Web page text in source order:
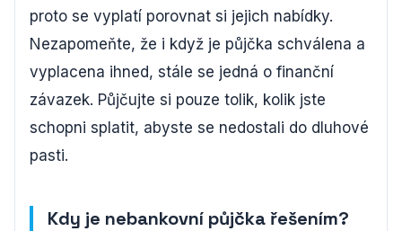
proto se vyplatí porovnat si jejich nabídky.
Nezapomeňte, že i když je půjčka schválena a
vyplacena ihned, stále se jedná o finanční
závazek. Půjčujte si pouze tolik, kolik jste
schopni splatit, abyste se nedostali do dluhové
pasti.
Kdy je nebankovní půjčka řešením?